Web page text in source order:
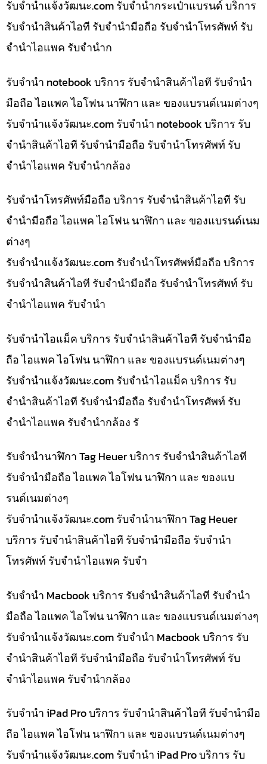
รับจํานําแจ้งวัฒนะ.com รับจำนำกระเป๋าแบรนด์ บริการ
รับจำนำสินค้าไอที รับจำนำมือถือ รับจำนำโทรศัพท์ รับ
จำนำไอแพค รับจำนำก
รับจำนำ notebook บริการ รับจำนำสินค้าไอที รับจำนำ
มือถือ ไอแพค ไอโฟน นาฬิกา และ ของแบรนด์เนมต่างๆ
รับจํานําแจ้งวัฒนะ.com รับจำนำ notebook บริการ รับ
จำนำสินค้าไอที รับจำนำมือถือ รับจำนำโทรศัพท์ รับ
จำนำไอแพค รับจำนำกล้อง
รับจำนำโทรศัพท์มือถือ บริการ รับจำนำสินค้าไอที รับ
จำนำมือถือ ไอแพค ไอโฟน นาฬิกา และ ของแบรนด์เนม
ต่างๆ
รับจํานําแจ้งวัฒนะ.com รับจำนำโทรศัพท์มือถือ บริการ
รับจำนำสินค้าไอที รับจำนำมือถือ รับจำนำโทรศัพท์ รับ
จำนำไอแพค รับจำนำ
รับจำนำไอแม็ค บริการ รับจำนำสินค้าไอที รับจำนำมือ
ถือ ไอแพค ไอโฟน นาฬิกา และ ของแบรนด์เนมต่างๆ
รับจํานําแจ้งวัฒนะ.com รับจำนำไอแม็ค บริการ รับ
จำนำสินค้าไอที รับจำนำมือถือ รับจำนำโทรศัพท์ รับ
จำนำไอแพค รับจำนำกล้อง รั
รับจำนำนาฬิกา Tag Heuer บริการ รับจำนำสินค้าไอที
รับจำนำมือถือ ไอแพค ไอโฟน นาฬิกา และ ของแบ
รนด์เนมต่างๆ
รับจํานําแจ้งวัฒนะ.com รับจำนำนาฬิกา Tag Heuer
บริการ รับจำนำสินค้าไอที รับจำนำมือถือ รับจำนำ
โทรศัพท์ รับจำนำไอแพค รับจำ
รับจำนำ Macbook บริการ รับจำนำสินค้าไอที รับจำนำ
มือถือ ไอแพค ไอโฟน นาฬิกา และ ของแบรนด์เนมต่างๆ
รับจํานําแจ้งวัฒนะ.com รับจำนำ Macbook บริการ รับ
จำนำสินค้าไอที รับจำนำมือถือ รับจำนำโทรศัพท์ รับ
จำนำไอแพค รับจำนำกล้อง
รับจำนำ iPad Pro บริการ รับจำนำสินค้าไอที รับจำนำมือ
ถือ ไอแพค ไอโฟน นาฬิกา และ ของแบรนด์เนมต่างๆ
รับจํานําแจ้งวัฒนะ.com รับจำนำ iPad Pro บริการ รับ